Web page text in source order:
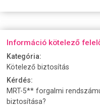
Információ kötelező
Kategória:
Kötelező biztosítás
Kérdés:
MRT-5** forgalmi
biztosítása?